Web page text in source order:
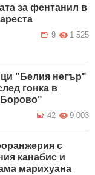
за фентанил в
1 525
9
"Белия негър"
гонка в
9 003
42
с
канабис и
марихуана